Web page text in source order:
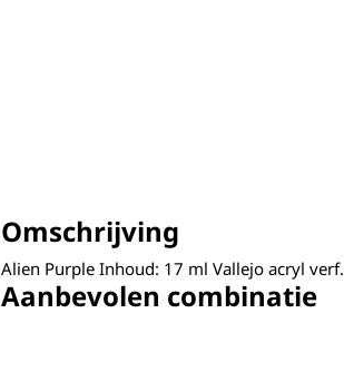
Omschrijving
Alien Purple Inhoud: 17 ml Vallejo acryl verf.
Aanbevolen combinatie